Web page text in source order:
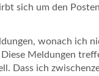
sich um den
wonach ich
Meldungen
Dass ich